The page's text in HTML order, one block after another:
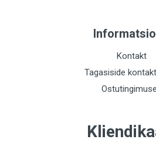
Kontakt
Tagasiside